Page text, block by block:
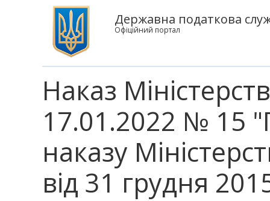
Державна податкова
Офіційний портал
Наказ
17.01.2022 № 15
наказу
від 31 грудня